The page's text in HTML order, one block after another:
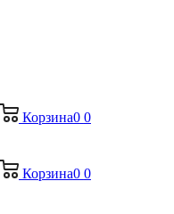
Корзина0 0
Корзина0 0